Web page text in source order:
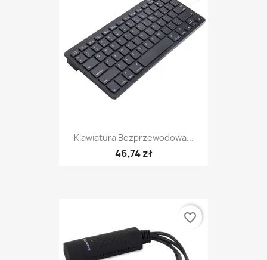
Klawiatura Bezprzewodowa...
46,74 zł
favorite_border